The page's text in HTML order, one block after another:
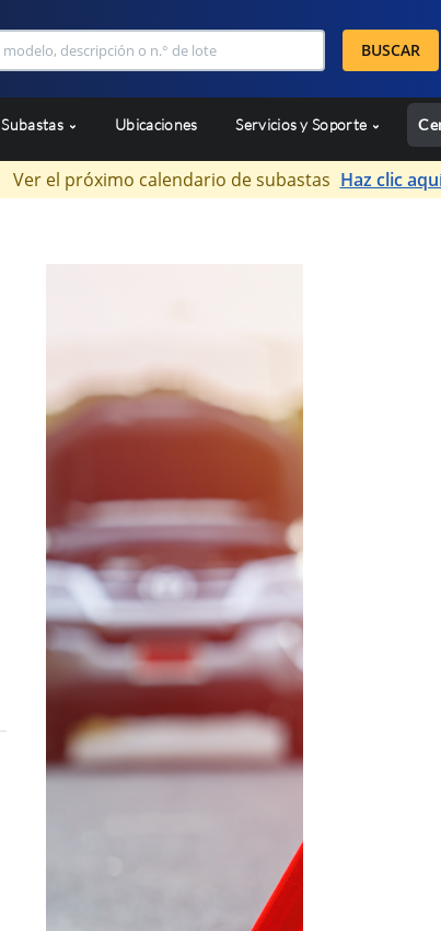
BUSCAR
Subastas Ubicaciones Servicios y Soporte
Ver el próximo calendario de subastas Haz clic